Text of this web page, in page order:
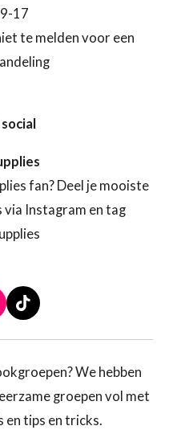
17
te melden voor een
fan? Deel je mooiste
Instagram en tag
T
i
k
o
We hebben
groepen vol met
en tips en tricks.